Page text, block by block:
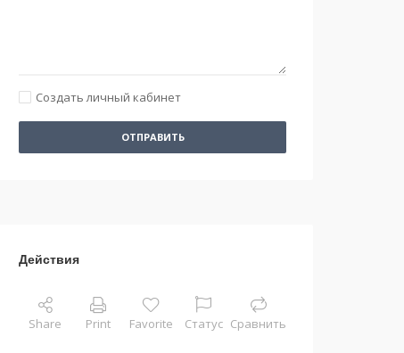
Создать личный кабинет
ОТПРАВИТЬ
Действия
Share Print Favorite Статус Сравнить